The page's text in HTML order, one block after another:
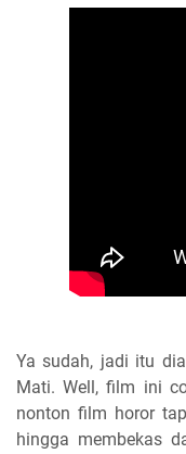
Ya sudah, jadi itu
Mati. Well, film ini
nonton film horor
hingga membekas